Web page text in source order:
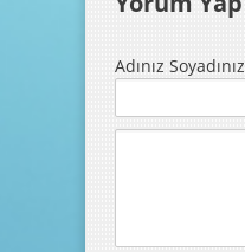
Adınız Soyadınız